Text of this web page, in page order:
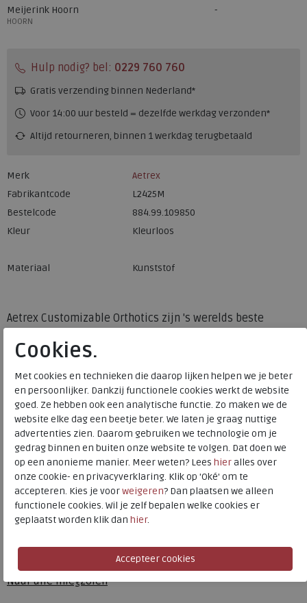
Aetrex Customizable Orthotics zijn 's werelds beste
aangepaste drukverlichting. Exclusief verkrijgbaar via
technologie, met uitneembare gel-pads in drukgebieden
zoals de hiel of de bal van de voet. Het verlichten van een
ongemak kan zo eenvoudig zijn als het uitnemen van een
gel-pad.Aetrex Customizable Orthotics hebben een
strategisch geplaatst, gepatenteerd Lynco®-voetbed om
uw lichaam te helpen uitlijnen en een CopperGuard®-
toplaag om uw voeten gezond en schoon te houden. Het is
klinisch bewezen dat dit algemene voetaandoeningen
zoals peesplaatontsteking, boogpijn en metatarsalgie
Toon alles van
Naar alleinlegzolen
Meijerink Hoorn
HOORN
Hulp nodig? bel: 0229 760 760
Gratis verzending binnen Nederland*
Voor 14:00 uur besteld = dezelfde werkdag verzonden*
Altijd retourneren, binnen 1 werkdag terugbetaald
Merk
Aetrex
Fabrikantcode
L2425M
Bestelcode
884.99.109850
Kleur
Kleurloos
Materiaal Kunststof
Cookies.
Met cookies en technieken die daarop lijken helpen we je beter
en persoonlijker. Dankzij functionele cookies werkt de website
goed. Ze hebben ook een analytische functie. Zo maken we de
website elke dag een beetje beter. We laten je graag nuttige
advertenties zien. Daarom gebruiken we technologie om je
gedrag binnen en buiten onze website te volgen. Dat doen we
op een anonieme manier. Meer weten? Lees hieralles over
onze cookie- en privacyverklaring. Klik op 'Oké' om te
accepteren. Kies je voorweigeren? Dan plaatsen we alleen
functionele cookies. Wil je zelf bepalen welke cookies er
geplaatst worden klik dan hier.